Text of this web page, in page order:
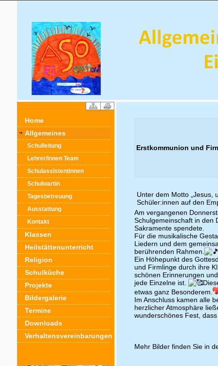
Home
Allgemeines
Schulleitung
Lehrer/innen Team
Schulassistentinnen
Schulwartin
Tagesbetreuung
Ausstattung
Kontakt
Klassen
Heilstättenunterricht
Religion
Schulküche
Projekte
Bildergalerie
Termine
Downloads
Verhaltensvereinbarungen
Erstkommunion und
Unter dem Motto „Jesus,
Schüler:innen auf den
Am vergangenen
Schulgemeinschaft in den
Sakramente spendete.
Für die musikalische
Liedern und dem
berührenden Rahmen.
Ein Höhepunkt des
und Firmlinge durch ihre
schönen Erinnerungen
jede Einzelne ist.
etwas ganz Besonderem.
Im Anschluss kamen alle
herzlicher Atmosphäre
wunderschönes Fest,
Mehr Bilder finden Sie in